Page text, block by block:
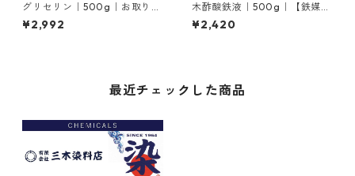
グリセリン｜500g｜お取り寄
せ商品
¥2,992
木酢酸鉄液｜500g｜【鉄媒染
剤】
¥2,420
最近チェックした商品